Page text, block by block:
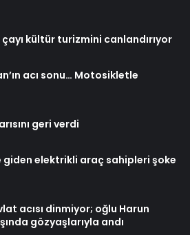
kültür turizmini canlandırıyor
acı sonu… Motosikletle
geri verdi
elektrikli araç sahipleri şoke
acısı dinmiyor; oğlu Harun
gözyaşlarıyla andı